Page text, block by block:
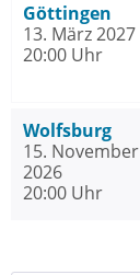
Göttingen
13. März 2027
20:00 Uhr
Wolfsburg
15. November
2026
20:00 Uhr